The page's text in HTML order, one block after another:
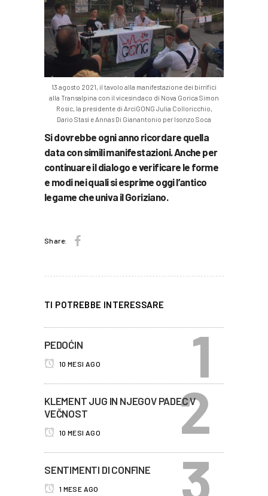
13 agosto 2021, il tavolo alla manifestazione dei birrifici
alla Transalpina con il vicesindaco di Nova Gorica Simon
Rosic, la presidente di ArciGONG Julia Colloricchio,
Dario Stasi e Annas Di Gianantonio per Isonzo Soca
Si dovrebbe ogni anno ricordare quella
data con simili manifestazioni. Anche per
continuare il dialogo e verificare le forme
e modi nei quali si esprime oggi l’antico
legame che univa il Goriziano.
Share:
TI POTREBBE INTERESSARE
PEDOĆIN
10 MESI AGO
KLEMENT JUG IN NJEGOV PADEC V
VEČNOST
10 MESI AGO
SENTIMENTI DI CONFINE
1 MESE AGO